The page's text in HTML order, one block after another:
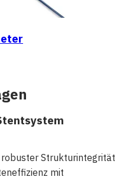
Strukturintegrität
mit